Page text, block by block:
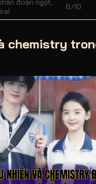
đoạn ngọt,
8/10
chemistry